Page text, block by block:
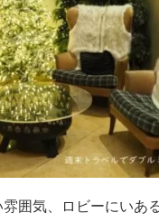
囲気、ロビーにいあ